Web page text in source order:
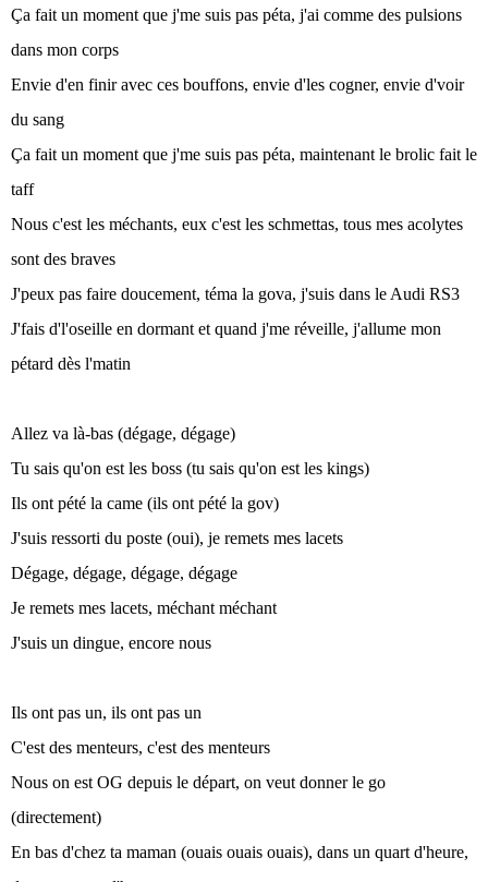
Ça fait un moment que j'me suis pas péta, j'ai comme des pulsions
dans mon corps
Envie d'en finir avec ces bouffons, envie d'les cogner, envie d'voir
du sang
Ça fait un moment que j'me suis pas péta, maintenant le brolic fait le
taff
Nous c'est les méchants, eux c'est les schmettas, tous mes acolytes
sont des braves
J'peux pas faire doucement, téma la gova, j'suis dans le Audi RS3
J'fais d'l'oseille en dormant et quand j'me réveille, j'allume mon
pétard dès l'matin
Allez va là-bas (dégage, dégage)
Tu sais qu'on est les boss (tu sais qu'on est les kings)
Ils ont pété la came (ils ont pété la gov)
J'suis ressorti du poste (oui), je remets mes lacets
Dégage, dégage, dégage, dégage
Je remets mes lacets, méchant méchant
J'suis un dingue, encore nous
Ils ont pas un, ils ont pas un
C'est des menteurs, c'est des menteurs
Nous on est OG depuis le départ, on veut donner le go
(directement)
En bas d'chez ta maman (ouais ouais ouais), dans un quart d'heure,